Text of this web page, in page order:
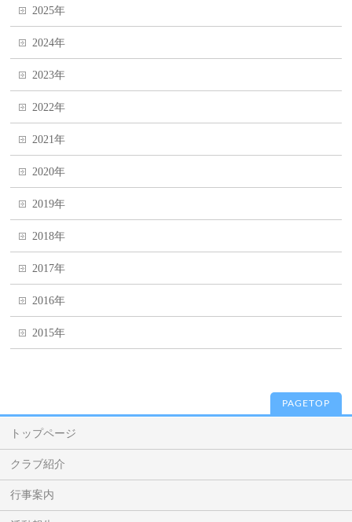
2025年
2024年
2023年
2022年
2021年
2020年
2019年
2018年
2017年
2016年
2015年
PAGETOP
トップページ
クラブ紹介
行事案内